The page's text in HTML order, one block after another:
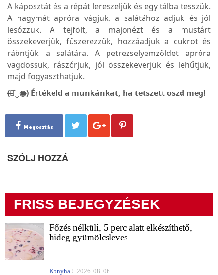
A káposztát és a répát lereszeljük és egy tálba tesszük.
A hagymát apróra vágjuk, a salátához adjuk és jól
lesózzuk. A tejfölt, a majonézt és a mustárt
összekeverjük, fűszerezzük, hozzáadjuk a cukrot és
ráöntjük a salátára. A petrezselyemzöldet apróra
vagdossuk, rászórjuk, jól összekeverjük és lehűtjük,
majd fogyaszthatjuk.
(̶◉͛‿◉̶) Értékeld a munkánkat, ha tetszett oszd meg!
Megosztás
SZÓLJ HOZZÁ
FRISS BEJEGYZÉSEK
Főzés nélküli, 5 perc alatt elkészíthető,
hideg gyümölcsleves
Konyha 2026. 08. 06.